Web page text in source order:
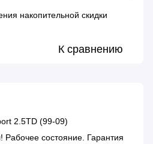
накопительной скидки
К сравнению
2.5TD (99-09)
состояние. Гарантия